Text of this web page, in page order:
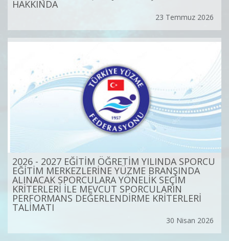
HAKKINDA
23 Temmuz 2026
2026 - 2027 EĞİTİM ÖĞRETİM YILINDA SPORCU
EĞİTİM MERKEZLERİNE YÜZME BRANŞINDA
ALINACAK SPORCULARA YÖNELİK SEÇİM
KRİTERLERİ İLE MEVCUT SPORCULARIN
PERFORMANS DEĞERLENDİRME KRİTERLERİ
TALİMATI
30 Nisan 2026